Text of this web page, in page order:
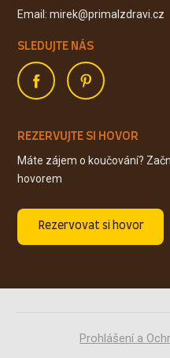
Email: mirek@primalzdravi.cz
SLEDUJTE NÁS
REZERVUJTE SI HOVOR
Máte zájem o koučování?
hovorem
Rezervovat si hovor
Prohlášení a